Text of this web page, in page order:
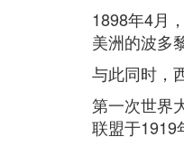
1898年4月
美洲的波多
与此同时，
第一次世界
联盟于1919